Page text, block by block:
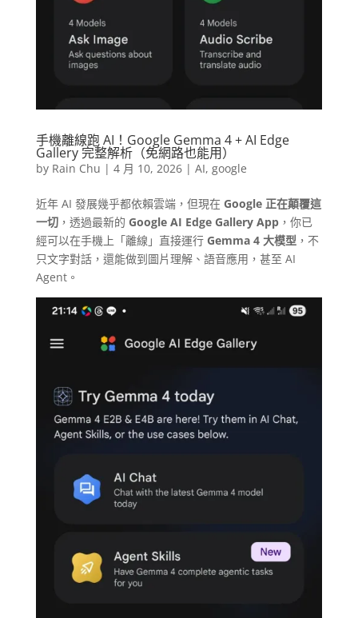
手機離線跑 AI！Google Gemma 4 + AI Edge
Gallery 完整解析（免網路也能用）
by Rain Chu | 4 月 10, 2026| AI, google
近年 AI 發展幾乎都依賴雲端，但現在 Google 正在顛覆這
一切，透過最新的 Google AI Edge Gallery App，你已
經可以在手機上「離線」直接運行 Gemma 4 大模型，不
只文字對話，還能做到圖片理解、語音應用，甚至 AI
Agent。